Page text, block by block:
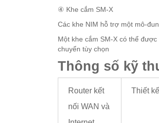
④ Khe cắm SM-X
Các khe NIM hỗ trợ một mô-
Một khe cắm SM-X có thể
chuyển tùy chọn
Thông số kỹ
Router kết
nối WAN và
Thiết